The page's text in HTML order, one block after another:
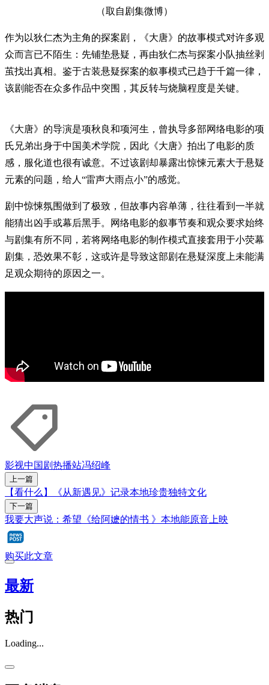
（取自剧集微博）
作为以狄仁杰为主角的探案剧，《大唐》的故事模式对许多观
众而言已不陌生：先铺垫悬疑，再由狄仁杰与探案小队抽丝剥
茧找出真相。鉴于古装悬疑探案的叙事模式已趋于千篇一律，
该剧能否在众多作品中突围，其反转与烧脑程度是关键。
《大唐》的导演是项秋良和项河生，曾执导多部网络电影的项
氏兄弟出身于中国美术学院，因此《大唐》拍出了电影的质
感，服化道也很有诚意。不过该剧却暴露出惊悚元素大于悬疑
元素的问题，给人“雷声大雨点小”的感觉。
剧中惊悚氛围做到了极致，但故事内容单薄，往往看到一半就
能猜出凶手或幕后黑手。网络电影的叙事节奏和观众要求始终
与剧集有所不同，若将网络电影的制作模式直接套用于小荧幕
剧集，恐效果不彰，这或许是导致这部剧在悬疑深度上未能满
足观众期待的原因之一。
影视中国剧热播站冯绍峰
上一篇
【看什么】《从新遇见》记录本地珍贵独特文化
下一篇
我要大声说：希望《给阿嬷的情书 》本地能原音上映
购买此文章
最新
热门
Loading...